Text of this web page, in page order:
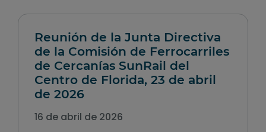
Reunión de la Junta Directiva
de la Comisión de Ferrocarriles
de Cercanías SunRail del
Centro de Florida, 23 de abril
de 2026
16 de abril de 2026